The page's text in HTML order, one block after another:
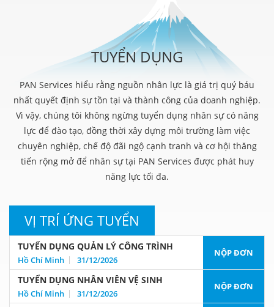
TUYỂN DỤNG
PAN Services hiểu rằng nguồn nhân lực là giá trị quý báu
nhất quyết định sự tồn tại và thành công của doanh nghiệp.
Vì vậy, chúng tôi không ngừng tuyển dụng nhân sự có năng
lực để đào tạo, đồng thời xây dựng môi trường làm việc
chuyên nghiệp, chế độ đãi ngộ cạnh tranh và cơ hội thăng
tiến rộng mở để nhân sự tại PAN Services được phát huy
năng lực tối đa.
VỊ TRÍ ỨNG TUYỂN
TUYỂN DỤNG QUẢN LÝ CÔNG TRÌNH
Hồ Chí Minh 31/12/2026
NỘP ĐƠN
TUYỂN DỤNG NHÂN VIÊN VỆ SINH
Hồ Chí Minh 31/12/2026
NỘP ĐƠN